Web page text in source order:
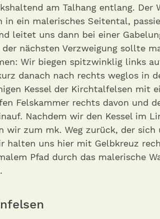
am Talhang entlang. Der
in ein malerisches Seitental,
leitet uns dann bei einer
nächsten Verzweigung sollte
Wir biegen spitzwinklig links
danach nach rechts weglos in
Kessel der Kirchtalfelsen mit
Felskammer rechts davon und
Nachdem wir den Kessel im
wir zum mk. Weg zurück, der
halten uns hier mit Gelbkreuz
Pfad durch das malerische